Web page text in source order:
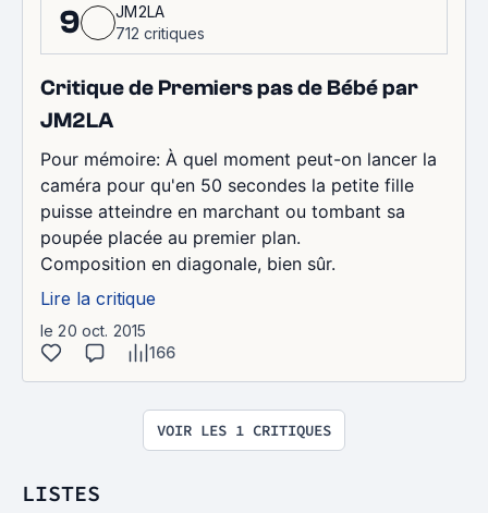
9
JM2LA
712 critiques
Critique de Premiers pas de Bébé par
JM2LA
Pour mémoire: À quel moment peut-on lancer la
caméra pour qu'en 50 secondes la petite fille
puisse atteindre en marchant ou tombant sa
poupée placée au premier plan.
Composition en diagonale, bien sûr.
Lire la critique
le 20 oct. 2015
166
VOIR LES 1 CRITIQUES
LISTES